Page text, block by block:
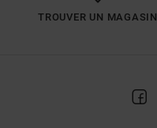
TROUVER UN MAGASIN